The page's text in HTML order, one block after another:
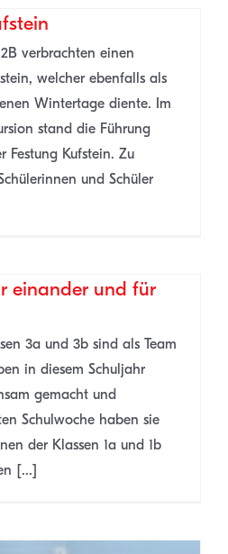
verbrachten einen
welcher ebenfalls als
Wintertage diente. Im
stand die Führung
Festung Kufstein. Zu
und Schüler
einander und für
3a und 3b sind als Team
in diesem Schuljahr
gemacht und
Schulwoche haben sie
der Klassen 1a und 1b
[...]